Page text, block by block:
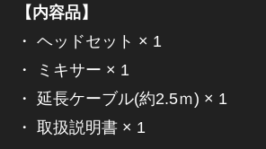
【内容品】
・ ヘッドセット × 1
・ ミキサー × 1
・ 延長ケーブル(約2.5ｍ) × 1
・ 取扱説明書 × 1